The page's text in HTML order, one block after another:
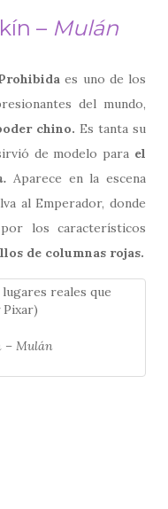
– Mulán
es uno de los
del mundo,
chino. Es tanta su
de modelo para el
Aparece en la escena
al Emperador, donde
los característicos
de columnas rojas.
– Mulán